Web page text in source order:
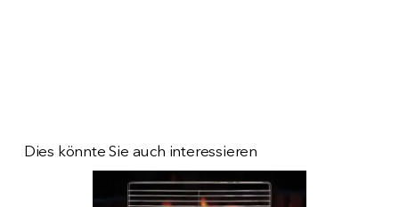
Dies könnte Sie auch interessieren